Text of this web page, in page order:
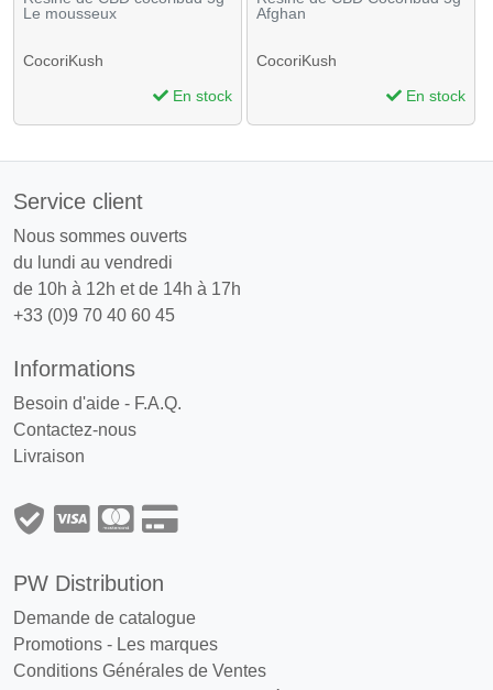
Le mousseux
CocoriKush
En stock
Afghan
CocoriKush
En stock
Service client
Nous sommes ouverts
du lundi au vendredi
de 10h à 12h et de 14h à 17h
+33 (0)9 70 40 60 45
Informations
Besoin d'aide - F.A.Q.
Contactez-nous
Livraison
PW Distribution
Demande de catalogue
Promotions - Les marques
Conditions Générales de Ventes